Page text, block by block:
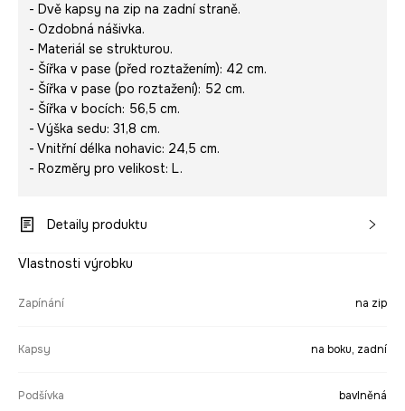
- Dvě kapsy na zip na zadní straně.
- Ozdobná nášivka.
- Materiál se strukturou.
- Šířka v pase (před roztažením): 42 cm.
- Šířka v pase (po roztažení): 52 cm.
- Šířka v bocích: 56,5 cm.
- Výška sedu: 31,8 cm.
- Vnitřní délka nohavic: 24,5 cm.
- Rozměry pro velikost: L.
Detaily produktu
Vlastnosti výrobku
Zapínání na zip
Kapsy na boku, zadní
Podšívka bavlněná